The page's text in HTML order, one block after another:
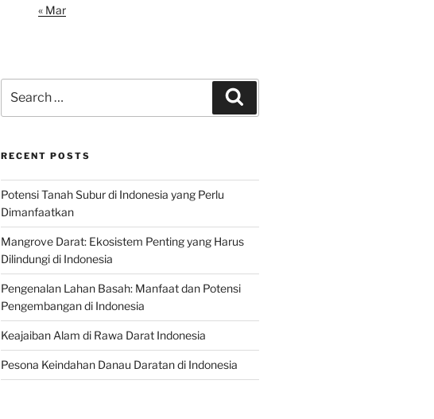
« Mar
for:
RECENT POSTS
Potensi Tanah Subur di Indonesia yang Perlu
Dimanfaatkan
Mangrove Darat: Ekosistem Penting yang Harus
Dilindungi di Indonesia
Pengenalan Lahan Basah: Manfaat dan Potensi
Pengembangan di Indonesia
Keajaiban Alam di Rawa Darat Indonesia
Pesona Keindahan Danau Daratan di Indonesia